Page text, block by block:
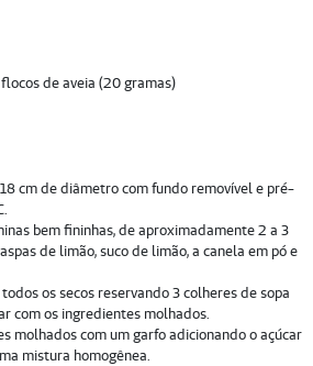
de aveia (20 gramas)
cm de diâmetro com fundo removível e pré-
bem fininhas, de aproximadamente 2 a 3
de limão, suco de limão, a canela em pó e
os secos reservando 3 colheres de sopa
com os ingredientes molhados.
molhados com um garfo adicionando o açúcar
mistura homogênea.